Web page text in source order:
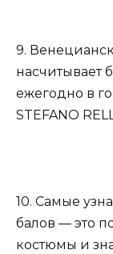
9.
насчитывает
ежегодно в
STEFANO
10. Самые
балов — это
костюмы и